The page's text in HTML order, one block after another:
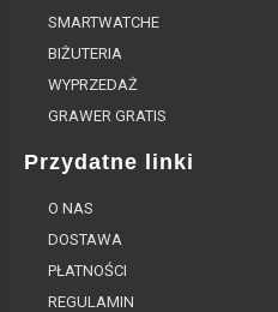
SMARTWATCHE
BIŻUTERIA
WYPRZEDAŻ
GRAWER GRATIS
Przydatne linki
O NAS
DOSTAWA
PŁATNOŚCI
REGULAMIN